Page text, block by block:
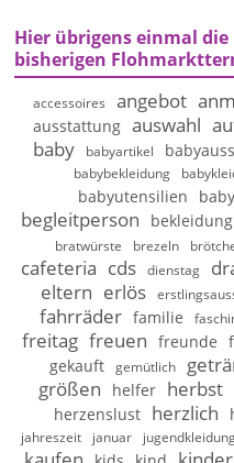
Hier übrigens einmal
bisherigen
accessoires angebot
ausstattung auswahl
baby babyartikel
babybekleidung
babyutensilien
begleitperson bekleidung
bratwürste brezeln
cafeteria cds dienstag
eltern erlös
fahrräder familie
freitag freuen freunde
gekauft
gemütlich
größen
helfer herbst
herzenslust herzlich
jahreszeit januar